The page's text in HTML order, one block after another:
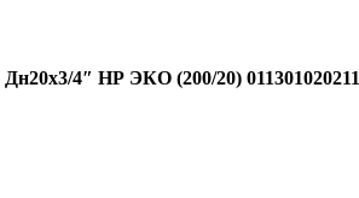
4″ НР ЭКО (200/20) 011301020211